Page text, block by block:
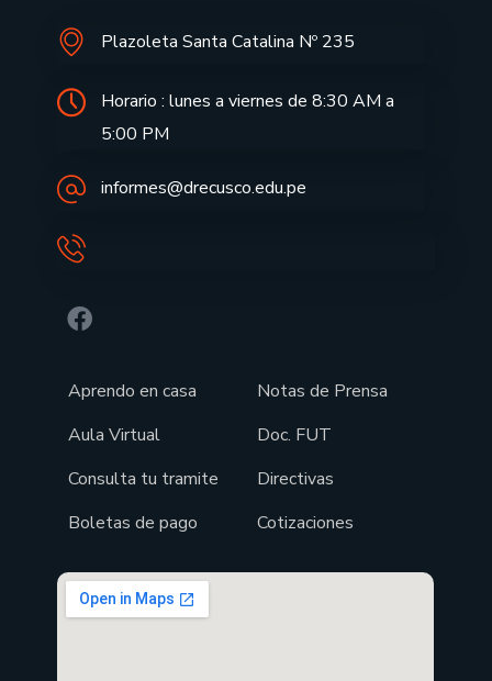
Plazoleta Santa Catalina Nº 235
Horario : lunes a viernes de 8:30 AM a
5:00 PM
informes@drecusco.edu.pe
Aprendo en casa
Aula Virtual
Consulta tu tramite
Boletas de pago
Notas de Prensa
Doc. FUT
Directivas
Cotizaciones